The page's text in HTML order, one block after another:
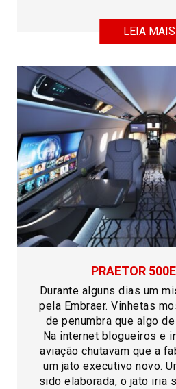
LEIA
PRAETOR
Durante alguns dias um
pela Embraer. Vinhetas
de penumbra que algo
Na internet blogueiros e
aviação chutavam que a
um jato executivo novo.
sido elaborada, o jato iria